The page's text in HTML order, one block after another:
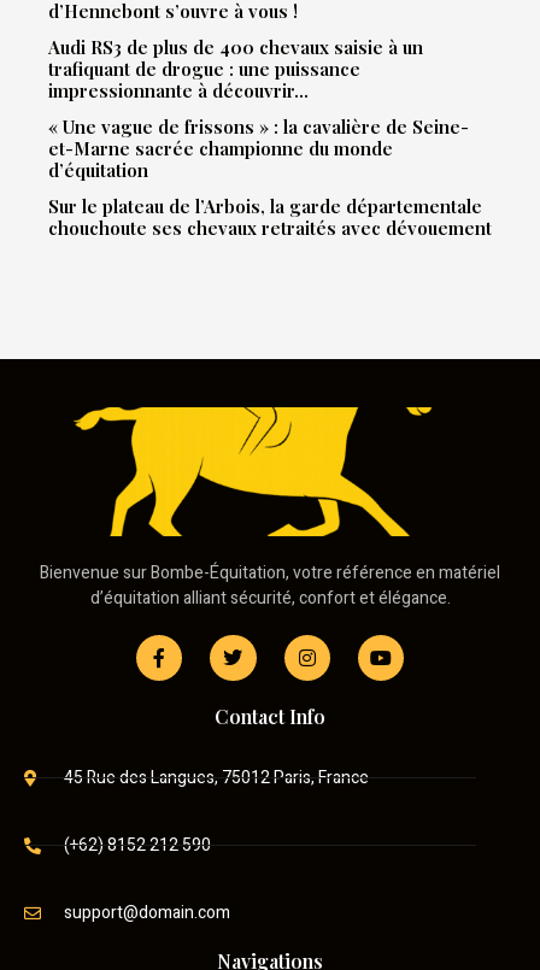
d’Hennebont s’ouvre à vous !
Audi RS3 de plus de 400 chevaux saisie à un
trafiquant de drogue : une puissance
impressionnante à découvrir…
« Une vague de frissons » : la cavalière de Seine-
et-Marne sacrée championne du monde
d’équitation
Sur le plateau de l’Arbois, la garde départementale
chouchoute ses chevaux retraités avec dévouement
Bienvenue sur Bombe-Équitation, votre référence en matériel
d’équitation alliant sécurité, confort et élégance.
Contact Info
45 Rue des Langues, 75012 Paris, France
(+62) 8152 212 590
support@domain.com
Navigations